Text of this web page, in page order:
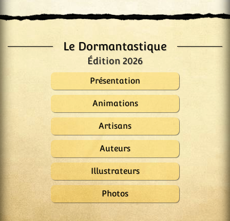
Le Dormantastique
Édition 2026
Présentation
Animations
Artisans
Auteurs
Illustrateurs
Photos